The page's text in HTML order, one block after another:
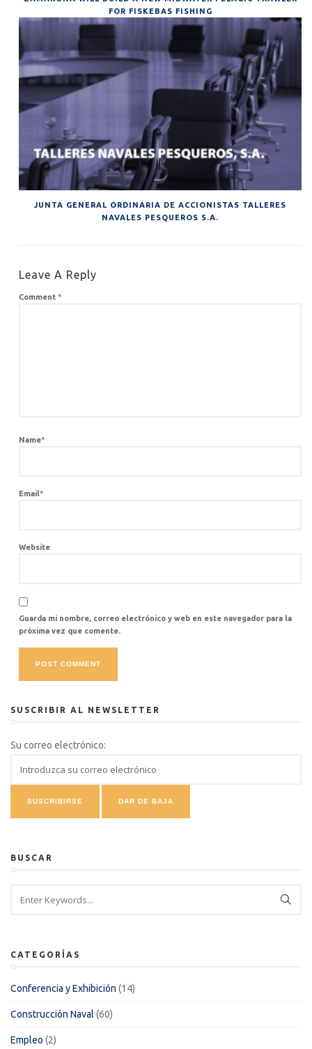
FOR FISKEBAS FISHING
JUNTA GENERAL ORDINARIA DE ACCIONISTAS TALLERES
NAVALES PESQUEROS S.A.
Leave A Reply
Comment *
Name*
Email*
Website
Guarda mi nombre, correo electrónico y web en este navegador para la
próxima vez que comente.
SUSCRIBIR AL NEWSLETTER
Su correo electrónico:
BUSCAR
CATEGORÍAS
Conferencia y Exhibición (14)
Construcción Naval (60)
Empleo (2)